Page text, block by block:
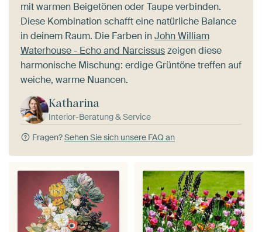
mit warmen Beigetönen oder Taupe verbinden.
Diese Kombination schafft eine natürliche Balance
in deinem Raum. Die Farben inJohn William
Waterhouse - Echo and Narcissuszeigen diese
harmonische Mischung: erdige Grüntöne treffen auf
weiche, warme Nuancen.
Katharina
Interior-Beratung & Service
Fragen?Sehen Sie sich unsere FAQ an